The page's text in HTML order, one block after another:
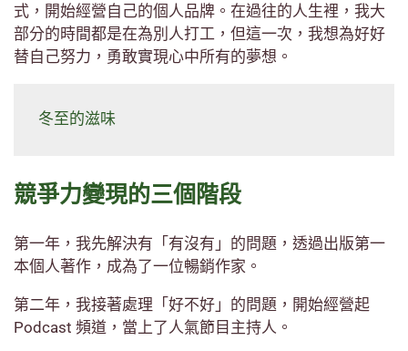
式，開始經營自己的個人品牌。在過往的人生裡，我大
部分的時間都是在為別人打工，但這一次，我想為好好
替自己努力，勇敢實現心中所有的夢想。
冬至的滋味
競爭力變現的三個階段
第一年，我先解決有「有沒有」的問題，透過出版第一
本個人著作，成為了一位暢銷作家。
第二年，我接著處理「好不好」的問題，開始經營起
Podcast 頻道，當上了人氣節目主持人。